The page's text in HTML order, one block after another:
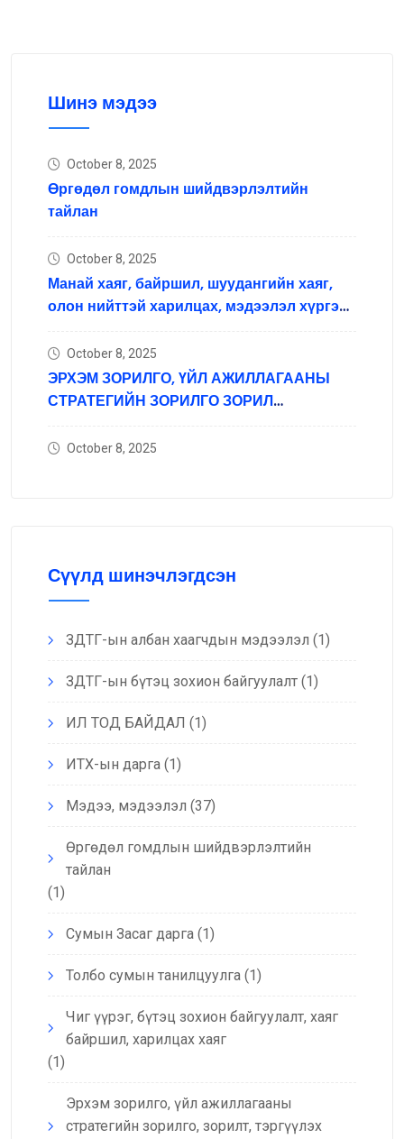
Шинэ мэдээ
October 8, 2025
Өргөдөл гомдлын шийдвэрлэлтийн
тайлан
October 8, 2025
Манай хаяг, байршил, шуудангийн хаяг,
олон нийттэй харилцах, мэдээлэл хүргэх
October 8, 2025
ЭРХЭМ ЗОРИЛГО, ҮЙЛ АЖИЛЛАГААНЫ
СТРАТЕГИЙН ЗОРИЛГО ЗОРИЛ
October 8, 2025
Сүүлд шинэчлэгдсэн
ЗДТГ-ын албан хаагчдын мэдээлэл (1)
ЗДТГ-ын бүтэц зохион байгуулалт (1)
ИЛ ТОД БАЙДАЛ (1)
ИТХ-ын дарга (1)
Мэдээ, мэдээлэл (37)
Өргөдөл гомдлын шийдвэрлэлтийн
тайлан
(1)
Сумын Засаг дарга (1)
Толбо сумын танилцуулга (1)
Чиг үүрэг, бүтэц зохион байгуулалт, хаяг
байршил, харилцах хаяг
(1)
Эрхэм зорилго, үйл ажиллагааны
стратегийн зорилго, зорилт, тэргүүлэх